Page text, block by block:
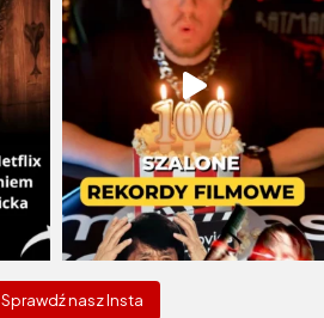
Sprawdź nasz Insta